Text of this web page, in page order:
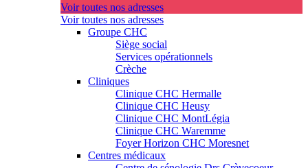
Voir toutes nos adresses
Voir toutes nos adresses
Groupe CHC
Siège social
Services opérationnels
Crèche
Cliniques
Clinique CHC Hermalle
Clinique CHC Heusy
Clinique CHC MontLégia
Clinique CHC Waremme
Foyer Horizon CHC Moresnet
Centres médicaux